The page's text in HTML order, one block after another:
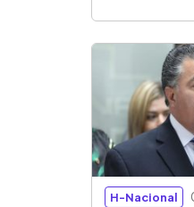
H-Nacional